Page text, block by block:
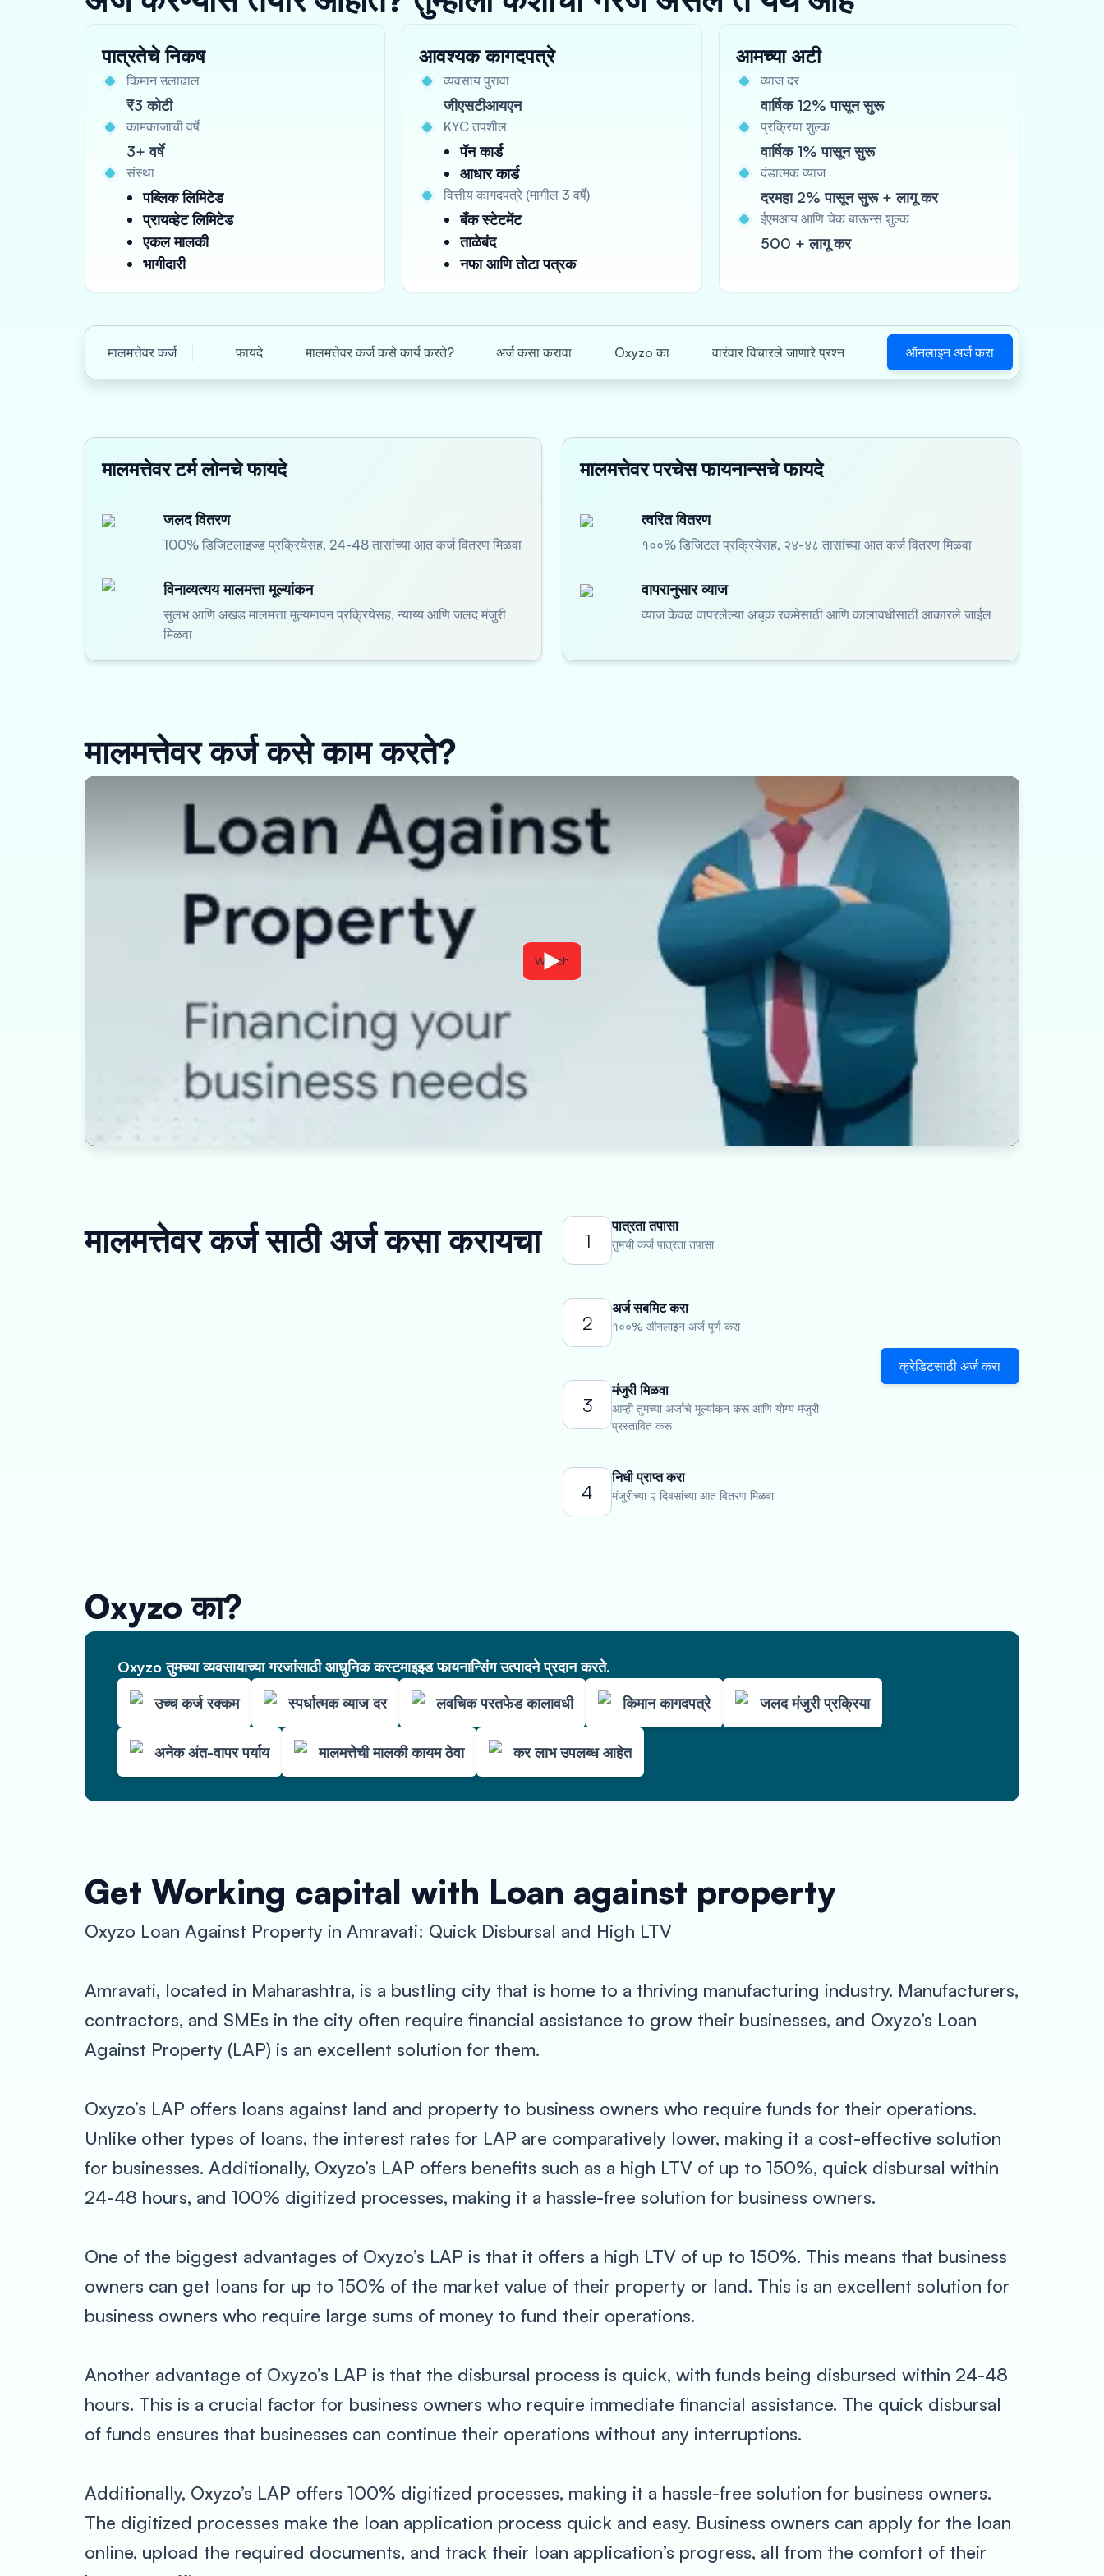
पात्रतेचे निकष
किमान उलाढाल
₹3 कोटी
कामकाजाची वर्षे
3+ वर्षे
संस्था
पब्लिक लिमिटेड
प्रायव्हेट लिमिटेड
एकल मालकी
भागीदारी
आवश्यक कागदपत्रे
व्यवसाय पुरावा
जीएसटीआयएन
KYC तपशील
पॅन कार्ड
आधार कार्ड
वित्तीय कागदपत्रे (मागील 3 वर्षे)
बँक स्टेटमेंट
ताळेबंद
नफा आणि तोटा पत्रक
आमच्या अटी
व्याज दर
वार्षिक 12% पासून सुरू
प्रक्रिया शुल्क
वार्षिक 1% पासून सुरू
दंडात्मक व्याज
दरमहा 2% पासून सुरू + लागू कर
ईएमआय आणि चेक बाऊन्स शुल्क
500 + लागू कर
मालमत्तेवर कर्ज फायदे मालमत्तेवर कर्ज कसे कार्य करते? अर्ज कसा करावा Oxyzo का वारंवार विचारले जाणारे प्रश्न ऑनलाइन अर्ज करा
मालमत्तेवर टर्म लोनचे फायदे
जलद वितरण
100% डिजिटलाइज्ड प्रक्रियेसह, 24-48 तासांच्या आत कर्ज वितरण मिळवा
विनाव्यत्यय मालमत्ता मूल्यांकन
सुलभ आणि अखंड मालमत्ता मूल्यमापन प्रक्रियेसह, न्याय्य आणि जलद मंजुरी
मिळवा
मालमत्तेवर परचेस फायनान्सचे फायदे
त्वरित वितरण
१००% डिजिटल प्रक्रियेसह, २४-४८ तासांच्या आत कर्ज वितरण मिळवा
वापरानुसार व्याज
व्याज केवळ वापरलेल्या अचूक रकमेसाठी आणि कालावधीसाठी आकारले जाईल
मालमत्तेवर कर्ज कसे काम करते?
Watch
मालमत्तेवर कर्ज साठी अर्ज कसा करायचा 1
पात्रता तपासा
तुमची कर्ज पात्रता तपासा
2
अर्ज सबमिट करा
१००% ऑनलाइन अर्ज पूर्ण करा
3
मंजुरी मिळवा
आम्ही तुमच्या अर्जाचे मूल्यांकन करू आणि योग्य मंजुरी
प्रस्तावित करू
4
निधी प्राप्त करा
मंजुरीच्या २ दिवसांच्या आत वितरण मिळवा
क्रेडिटसाठी अर्ज करा
Oxyzo का?
Oxyzo तुमच्या व्यवसायाच्या गरजांसाठी आधुनिक कस्टमाइझ्ड फायनान्सिंग उत्पादने प्रदान करते.
उच्च कर्ज रक्कम
स्पर्धात्मक व्याज दर लवचिक परतफेड कालावधी किमान कागदपत्रे जलद मंजुरी प्रक्रिया
अनेक अंत-वापर पर्याय मालमत्तेची मालकी कायम ठेवा कर लाभ उपलब्ध आहेत
Get Working capital with Loan against property
Oxyzo Loan Against Property in Amravati: Quick Disbursal and High LTV
Amravati, located in Maharashtra, is a bustling city that is home to a thriving manufacturing industry. Manufacturers,
contractors, and SMEs in the city often require financial assistance to grow their businesses, and Oxyzo’s Loan
Against Property (LAP) is an excellent solution for them.
Oxyzo’s LAP offers loans against land and property to business owners who require funds for their operations.
Unlike other types of loans, the interest rates for LAP are comparatively lower, making it a cost-effective solution
for businesses. Additionally, Oxyzo’s LAP offers benefits such as a high LTV of up to 150%, quick disbursal within
24-48 hours, and 100% digitized processes, making it a hassle-free solution for business owners.
One of the biggest advantages of Oxyzo’s LAP is that it offers a high LTV of up to 150%. This means that business
owners can get loans for up to 150% of the market value of their property or land. This is an excellent solution for
business owners who require large sums of money to fund their operations.
Another advantage of Oxyzo’s LAP is that the disbursal process is quick, with funds being disbursed within 24-48
hours. This is a crucial factor for business owners who require immediate financial assistance. The quick disbursal
of funds ensures that businesses can continue their operations without any interruptions.
Additionally, Oxyzo’s LAP offers 100% digitized processes, making it a hassle-free solution for business owners.
The digitized processes make the loan application process quick and easy. Business owners can apply for the loan
online, upload the required documents, and track their loan application’s progress, all from the comfort of their